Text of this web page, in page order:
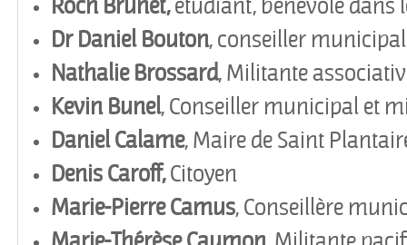
Roch Brunet,étudiant, bénévole dans
Dr Daniel Bouton, conseiller
Nathalie Brossard, Militante
Kevin Bunel, Conseiller municipal et
Daniel Calame, Maire de Saint
Denis Caroff,Citoyen
Marie-Pierre Camus, Conseillère